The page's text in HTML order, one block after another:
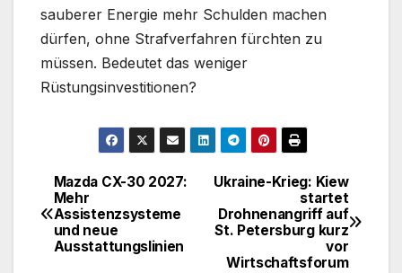
sauberer Energie mehr Schulden machen
dürfen, ohne Strafverfahren fürchten zu
müssen. Bedeutet das weniger
Rüstungsinvestitionen?
Beitragsnavigation
Ukraine-Krieg: Kiew
startet
Drohnenangriff auf
St. Petersburg kurz
vor
Wirtschaftsforum
Mazda CX-30 2027:
Mehr
Assistenzsysteme
und neue
Ausstattungslinien